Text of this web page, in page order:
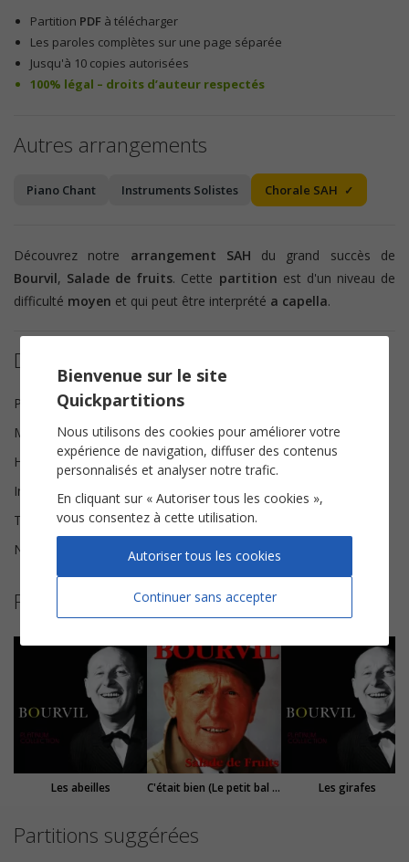
Partition PDF à télécharger
Les paroles complètes sur une page séparée
Jusqu'à 10 copies autorisées
100% légal – droits d’auteur respectés
Autres arrangements
Piano Chant Instruments Solistes Chorale SAH
Découvrez notre arrangement SAH du grand succès de
Bourvil, Salade de fruits. Cette partition est d'un niveau de
difficulté moyen et qui peut être interprété a capella.
Détails de la partition
Paroles
Musique
Noël Roux, Armand Canfora
Harmonisation
Brice Legée
Instrumentation
Chorale SAH
Tonalité
Sol majeur
Nombre de pages
3
Plus de partitions de Bourvil
Les abeilles C'était bien (Le petit bal perdu) Les girafes
Partitions suggérées
Bienvenue sur le site
Quickpartitions
Nous utilisons des cookies pour améliorer votre
expérience de navigation, diffuser des contenus
personnalisés et analyser notre trafic.
En cliquant sur « Autoriser tous les cookies »,
vous consentez à cette utilisation.
Continuer sans accepter
Autoriser tous les cookies